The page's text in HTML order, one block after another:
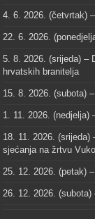
4. 6. 2026. (četvrtak)
22. 6. 2026.
5. 8. 2026. (srijeda) –
hrvatskih branitelja
15. 8. 2026. (subota)
1. 11. 2026. (nedjelja)
18. 11. 2026.
sjećanja na žrtvu
25. 12. 2026. (petak)
26. 12. 2026.